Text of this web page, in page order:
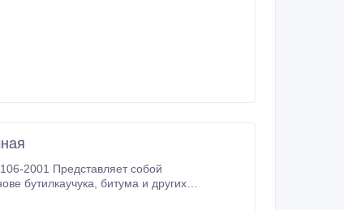
2001 Представляет собой